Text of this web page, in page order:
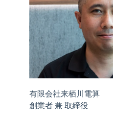
有限会社来栖川電算
創業者 兼 取締役